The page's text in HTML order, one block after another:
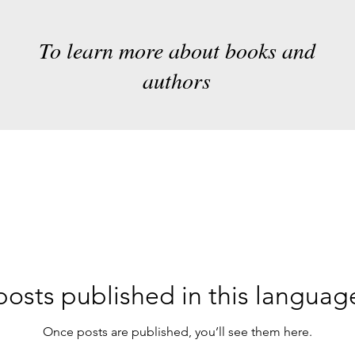
To learn more about books and
authors
published in this
Once posts are published, you’ll see them here.